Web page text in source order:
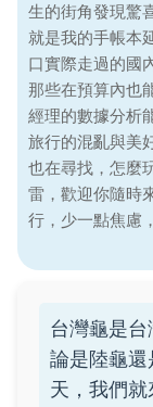
生的街角發現驚
就是我的手帳本
口實際走過的國
那些在預算內也
經理的數據分析
旅行的混亂與美
也在尋找，怎麼
雷，歡迎你隨時
行，少一點焦慮
台灣龜是
論是陸龜
天，我們就